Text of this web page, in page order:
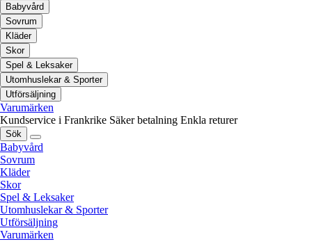
Babyvård
Sovrum
Kläder
Skor
Spel & Leksaker
Utomhuslekar & Sporter
Utförsäljning
Varumärken
Kundservice i Frankrike Säker betalning Enkla returer
Sök
Babyvård
Sovrum
Kläder
Skor
Spel & Leksaker
Utomhuslekar & Sporter
Utförsäljning
Varumärken